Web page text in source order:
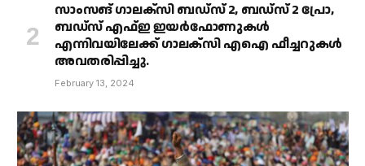
സാംസങ് ഗാലക്‌സി ബഡ്‌സ് 2, ബഡ്‌സ് 2 പ്രോ,
ബഡ്‌സ് എഫ്ഇ ഇയർഫോണുകൾ
എന്നിവയിലേക്ക് ഗാലക്‌സി എഐ ഫീച്ചറുകൾ
അവതരിപ്പിച്ചു.
February 13, 2024